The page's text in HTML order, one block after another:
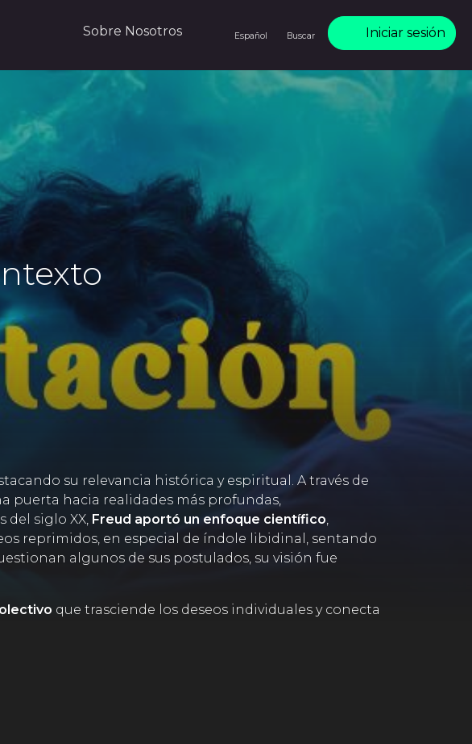
Sobre Nosotros Español Buscar Iniciar sesión
su relevancia histórica y espiritual. A través de
puerta hacia realidades más profundas,
del siglo XX, Freud aportó un enfoque científico,
reprimidos, en especial de índole libidinal, sentando
algunos de sus postulados, su visión fue
que trasciende los deseos individuales y conecta